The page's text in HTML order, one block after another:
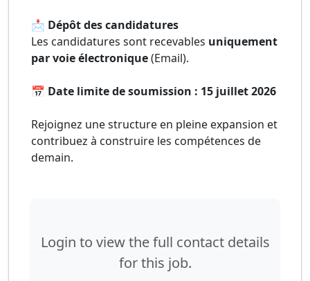
📩 Dépôt des candidatures
Les candidatures sont recevables uniquement
par voie électronique(Email).
📅 Date limite de soumission : 15 juillet 2026
Rejoignez une structure en pleine expansion et
contribuez à construire les compétences de
demain.
Login to view the full contact details
for this job.